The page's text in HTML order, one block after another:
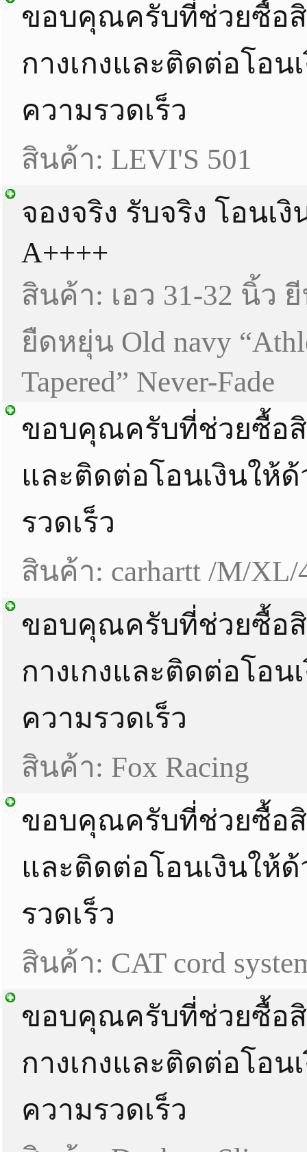
ขอบคุณครับที่ช่วยซื้อ
กางเกงและติดต่อโอน
ความรวดเร็ว
สินค้า: LEVI'S 501
จองจริง รับจริง โอนเงิ
A++++
สินค้า: เอว 31-32 นิ้ว
ยืดหยุ่น Old navy
Tapered” Never-Fade
ขอบคุณครับที่ช่วยซื้อ
และติดต่อโอนเงินให้
รวดเร็ว
สินค้า: carhartt /M/XL/
ขอบคุณครับที่ช่วยซื้อ
กางเกงและติดต่อโอน
ความรวดเร็ว
สินค้า: Fox Racing
ขอบคุณครับที่ช่วยซื้อ
และติดต่อโอนเงินให้
รวดเร็ว
สินค้า: CAT cord
ขอบคุณครับที่ช่วยซื้อ
กางเกงและติดต่อโอน
ความรวดเร็ว